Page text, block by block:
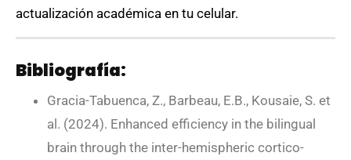
actualización académica en tu celular.
Bibliografía:
Gracia-Tabuenca, Z., Barbeau, E.B., Kousaie, S. et
al. (2024). Enhanced efficiency in the bilingual
brain through the inter-hemispheric cortico-